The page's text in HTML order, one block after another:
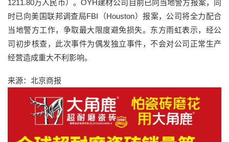
1211.80万人民币）。OYH建材公司目前已向当地警方报案，同
时已向美国联邦调查局FBI（Houston）报案，公司将全力配合
当地警方工作，争取最大限度避免损失。东方雨虹表示，经公
司初步核查，此次事件为偶发独立事件，不会对公司正常生产
经营造成重大不利影响。
来源：北京商报